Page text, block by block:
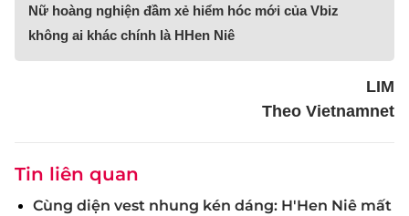
Nữ hoàng nghiện đầm xẻ hiểm hóc mới của Vbiz
không ai khác chính là HHen Niê
LIM
Theo Vietnamnet
Tin liên quan
Cùng diện vest nhung kén dáng: H'Hen Niê mất